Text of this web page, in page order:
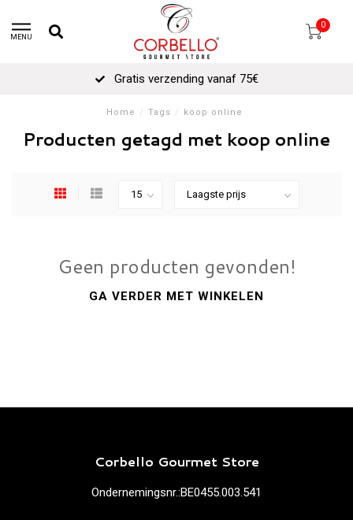
MENU
0
Gratis verzending vanaf 75€
Home / Tags / koop online
Producten getagd met koop online
Geen producten gevonden!
GA VERDER MET WINKELEN
Corbello Gourmet Store
Ondernemingsnr.:BE0455.003.541